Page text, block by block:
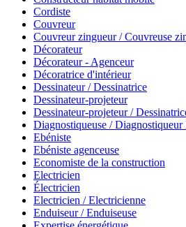
Cordiste
Couvreur
Couvreur zingueur / Couvreuse
Décorateur
Décorateur - Agenceur
Décoratrice d'intérieur
Dessinateur / Dessinatrice
Dessinateur-projeteur
Dessinateur-projeteur /
Diagnostiqueuse /
Ebéniste
Ebéniste agenceuse
Economiste de la construction
Electricien
Électricien
Electricien / Electricienne
Enduiseur / Enduiseuse